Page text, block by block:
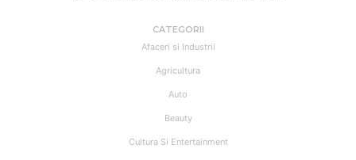
CATEGORII
Afaceri si Industrii
Agricultura
Auto
Beauty
Cultura Si Entertainment